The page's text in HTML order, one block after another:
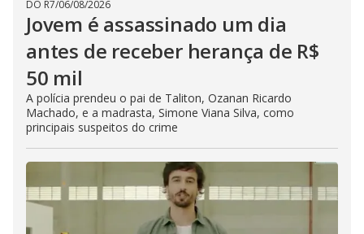
DO R7/06/08/2026
Jovem é assassinado um dia
antes de receber herança de R$
50 mil
A polícia prendeu o pai de Taliton, Ozanan Ricardo
Machado, e a madrasta, Simone Viana Silva, como
principais suspeitos do crime